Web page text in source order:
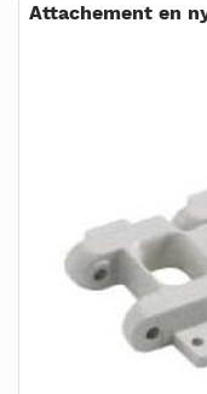
Attachement en